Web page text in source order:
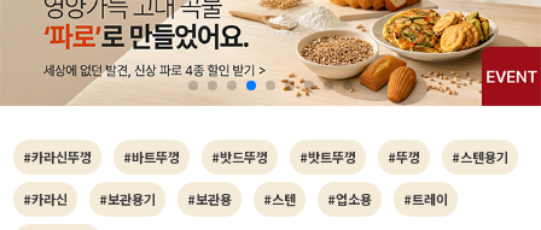
#카라신뚜껑 #바트뚜껑 #밧드뚜껑 #밧트뚜껑 #뚜껑 #스텐용기
#카라신 #보관용기 #보관용 #스텐 #업소용 #트레이